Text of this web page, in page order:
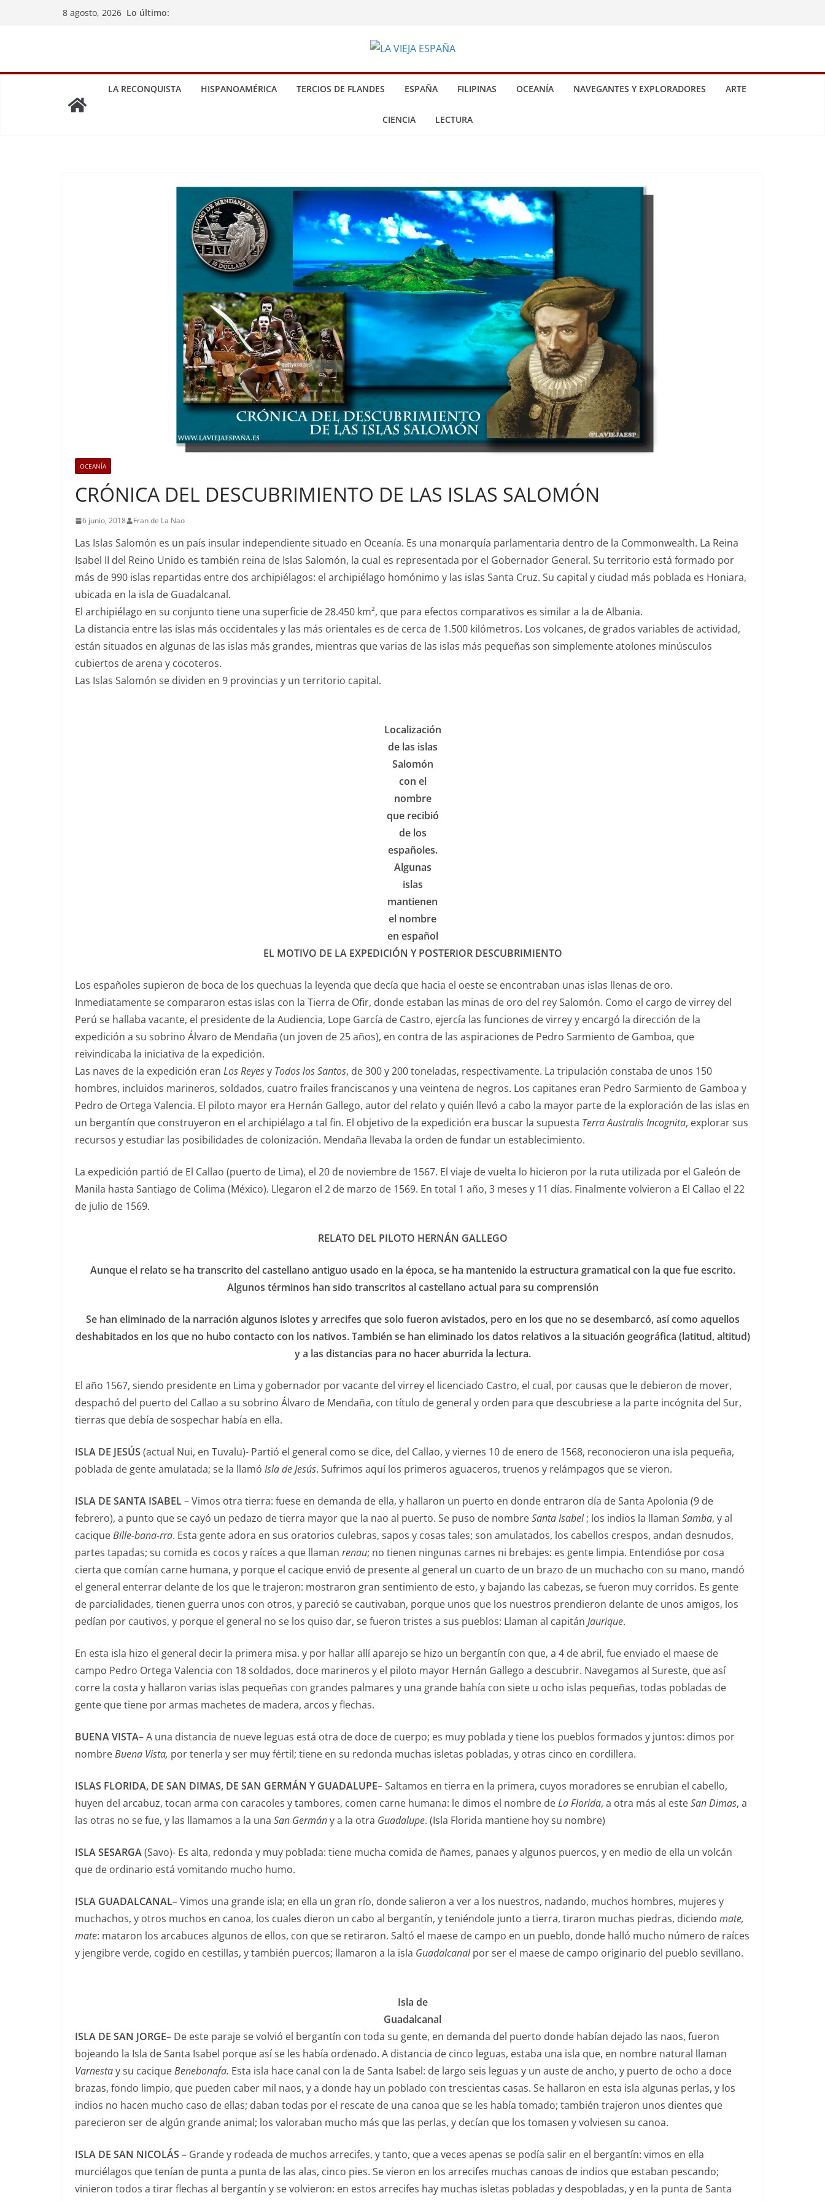
8 agosto, 2026 Lo último:
LA RECONQUISTA HISPANOAMÉRICA TERCIOS DE FLANDES ESPAÑA FILIPINAS OCEANÍA NAVEGANTES Y EXPLORADORES ARTE
CIENCIA LECTURA
OCEANÍA
CRÓNICA DEL DESCUBRIMIENTO DE LAS ISLAS SALOMÓN
6 junio, 2018 Fran de La Nao
Las Islas Salomón es un país insular independiente situado en Oceanía. Es una monarquía parlamentaria dentro de la Commonwealth. La Reina
Isabel II del Reino Unido es también reina de Islas Salomón, la cual es representada por el Gobernador General. Su territorio está formado por
más de 990 islas repartidas entre dos archipiélagos: el archipiélago homónimo y las islas Santa Cruz. Su capital y ciudad más poblada es Honiara,
ubicada en la isla de Guadalcanal.
El archipiélago en su conjunto tiene una superficie de 28.450 km², que para efectos comparativos es similar a la de Albania.
La distancia entre las islas más occidentales y las más orientales es de cerca de 1.500 kilómetros. Los volcanes, de grados variables de actividad,
están situados en algunas de las islas más grandes, mientras que varias de las islas más pequeñas son simplemente atolones minúsculos
cubiertos de arena y cocoteros.
Las Islas Salomón se dividen en 9 provincias y un territorio capital.
Localización
de las islas
Salomón
con el
nombre
que recibió
de los
españoles.
Algunas
islas
mantienen
el nombre
en español
EL MOTIVO DE LA EXPEDICIÓN Y POSTERIOR DESCUBRIMIENTO
Los españoles supieron de boca de los quechuas la leyenda que decía que hacia el oeste se encontraban unas islas llenas de oro.
Inmediatamente se compararon estas islas con la Tierra de Ofir, donde estaban las minas de oro del rey Salomón. Como el cargo de virrey del
Perú se hallaba vacante, el presidente de la Audiencia, Lope García de Castro, ejercía las funciones de virrey y encargó la dirección de la
expedición a su sobrino Álvaro de Mendaña (un joven de 25 años), en contra de las aspiraciones de Pedro Sarmiento de Gamboa, que
reivindicaba la iniciativa de la expedición.
Las naves de la expedición eran Los Reyesy Todos los Santos, de 300 y 200 toneladas, respectivamente. La tripulación constaba de unos 150
hombres, incluidos marineros, soldados, cuatro frailes franciscanos y una veintena de negros. Los capitanes eran Pedro Sarmiento de Gamboa y
Pedro de Ortega Valencia. El piloto mayor era Hernán Gallego, autor del relato y quién llevó a cabo la mayor parte de la exploración de las islas en
un bergantín que construyeron en el archipiélago a tal fin. El objetivo de la expedición era buscar la supuesta Terra Australis Incognita, explorar sus
recursos y estudiar las posibilidades de colonización. Mendaña llevaba la orden de fundar un establecimiento.
La expedición partió de El Callao (puerto de Lima), el 20 de noviembre de 1567. El viaje de vuelta lo hicieron por la ruta utilizada por el Galeón de
Manila hasta Santiago de Colima (México). Llegaron el 2 de marzo de 1569. En total 1 año, 3 meses y 11 días. Finalmente volvieron a El Callao el 22
de julio de 1569.
RELATO DEL PILOTO HERNÁN GALLEGO
Aunque el relato se ha transcrito del castellano antiguo usado en la época, se ha mantenido la estructura gramatical con la que fue escrito.
Algunos términos han sido transcritos al castellano actual para su comprensión
Se han eliminado de la narración algunos islotes y arrecifes que solo fueron avistados, pero en los que no se desembarcó, así como aquellos
deshabitados en los que no hubo contacto con los nativos. También se han eliminado los datos relativos a la situación geográfica (latitud, altitud)
y a las distancias para no hacer aburrida la lectura.
El año 1567, siendo presidente en Lima y gobernador por vacante del virrey el licenciado Castro, el cual, por causas que le debieron de mover,
despachó del puerto del Callao a su sobrino Álvaro de Mendaña, con título de general y orden para que descubriese a la parte incógnita del Sur,
tierras que debía de sospechar había en ella.
ISLA DE JESÚS (actual Nui, en Tuvalu)- Partió el general como se dice, del Callao, y viernes 10 de enero de 1568, reconocieron una isla pequeña,
poblada de gente amulatada; se la llamó Isla de Jesús. Sufrimos aquí los primeros aguaceros, truenos y relámpagos que se vieron.
ISLA DE SANTA ISABEL– Vimos otra tierra: fuese en demanda de ella, y hallaron un puerto en donde entraron día de Santa Apolonia (9 de
febrero), a punto que se cayó un pedazo de tierra mayor que la nao al puerto. Se puso de nombreSanta Isabel; los indios la llaman Samba, y al
caciqueBille-bana-rra. Esta gente adora en sus oratorios culebras, sapos y cosas tales; son amulatados, los cabellos crespos, andan desnudos,
partes tapadas; su comida es cocos y raíces a que llaman renau; no tienen ningunas carnes ni brebajes: es gente limpia. Entendióse por cosa
cierta que comían carne humana, y porque el cacique envió de presente al general un cuarto de un brazo de un muchacho con su mano, mandó
el general enterrar delante de los que le trajeron: mostraron gran sentimiento de esto, y bajando las cabezas, se fueron muy corridos. Es gente
de parcialidades, tienen guerra unos con otros, y pareció se cautivaban, porque unos que los nuestros prendieron delante de unos amigos, los
pedían por cautivos, y porque el general no se los quiso dar, se fueron tristes a sus pueblos: Llaman al capitán Jaurique.
En esta isla hizo el general decir la primera misa. y por hallar allí aparejo se hizo un bergantín con que, a 4 de abril, fue enviado el maese de
campo Pedro Ortega Valencia con 18 soldados, doce marineros y el piloto mayor Hernán Gallego a descubrir. Navegamos al Sureste, que así
corre la costa y hallaron varias islas pequeñas con grandes palmares y una grande bahía con siete u ocho islas pequeñas, todas pobladas de
gente que tiene por armas machetes de madera, arcos y flechas.
BUENA VISTA– A una distancia de nueve leguas está otra de doce de cuerpo; es muy poblada y tiene los pueblos formados y juntos: dimos por
nombreBuena Vista, por tenerla y ser muy fértil; tiene en su redonda muchas isletas pobladas, y otras cinco en cordillera.
ISLAS FLORIDA, DE SAN DIMAS, DE SAN GERMÁN Y GUADALUPE– Saltamos en tierra en la primera, cuyos moradores se enrubian el cabello,
huyen del arcabuz, tocan arma con caracoles y tambores, comen carne humana: le dimos el nombre deLa Florida, a otra más al esteSan Dimas, a
las otras no se fue, y las llamamos a la una San Germány a la otra Guadalupe. (Isla Florida mantiene hoy su nombre)
ISLA SESARGA(Savo)- Es alta, redonda y muy poblada: tiene mucha comida de ñames, panaes y algunos puercos, y en medio de ella un volcán
que de ordinario está vomitando mucho humo.
ISLA GUADALCANAL– Vimos una grande isla; en ella un gran río, donde salieron a ver a los nuestros, nadando, muchos hombres, mujeres y
muchachos, y otros muchos en canoa, los cuales dieron un cabo al bergantín, y teniéndole junto a tierra, tiraron muchas piedras, diciendo mate,
mate: mataron los arcabuces algunos de ellos, con que se retiraron. Saltó el maese de campo en un pueblo, donde halló mucho número de raíces
y jengibre verde, cogido en cestillas, y también puercos; llamaron a la isla Guadalcanalpor ser el maese de campo originario del pueblo sevillano.
Isla de
Guadalcanal
ISLA DE SAN JORGE– De este paraje se volvió el bergantín con toda su gente, en demanda del puerto donde habían dejado las naos, fueron
bojeando la Isla de Santa Isabel porque así se les había ordenado. A distancia de cinco leguas, estaba una isla que, en nombre natural llaman
Varnestay su caciqueBenebonafa. Esta isla hace canal con la de Santa Isabel: de largo seis leguas y un auste de ancho, y puerto de ocho a doce
brazas, fondo limpio, que pueden caber mil naos, y a donde hay un poblado con trescientas casas. Se hallaron en esta isla algunas perlas, y los
indios no hacen mucho caso de ellas; daban todas por el rescate de una canoa que se les había tomado; también trajeron unos dientes que
parecieron ser de algún grande animal; los valoraban mucho más que las perlas, y decían que los tomasen y volviesen su canoa.
ISLA DE SAN NICOLÁS – Grande y rodeada de muchos arrecifes, y tanto, que a veces apenas se podía salir en el bergantín: vimos en ella
murciélagos que tenían de punta a punta de las alas, cinco pies. Se vieron en los arrecifes muchas canoas de indios que estaban pescando;
vinieron todos a tirar flechas al bergantín y se volvieron: en estos arrecifes hay muchas isletas pobladas y despobladas, y en la punta de Santa